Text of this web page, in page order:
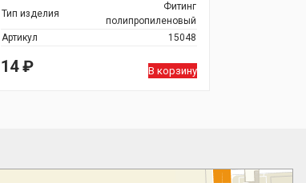
Тип изделия
Фитинг
полипропиленовый
Артикул
15048
14₽ В корзину